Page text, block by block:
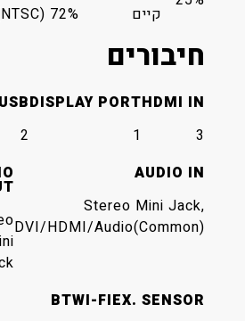
חיבורים
HDMI IN
DISPLAY PORT
USB
AUDIO IN
Stereo Mini Jack,
DVI/HDMI/Audio(Common)
Stereo
EX. SENSOR
WI-FI
BT